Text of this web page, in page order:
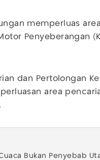
memperluas
Penyeberangan
dan Pertolongan
area
Bukan Penyebab